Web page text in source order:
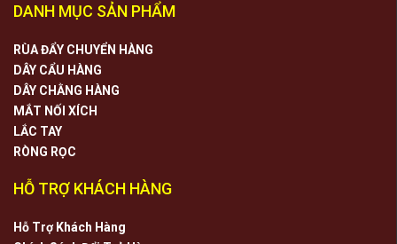
DANH MỤC SẢN PHẨM
RÙA ĐẨY CHUYỂN HÀNG
DÂY CẨU HÀNG
DÂY CHẰNG HÀNG
MẮT NỐI XÍCH
LẮC TAY
RÒNG RỌC
HỖ TRỢ KHÁCH HÀNG
Hỗ Trợ Khách Hàng